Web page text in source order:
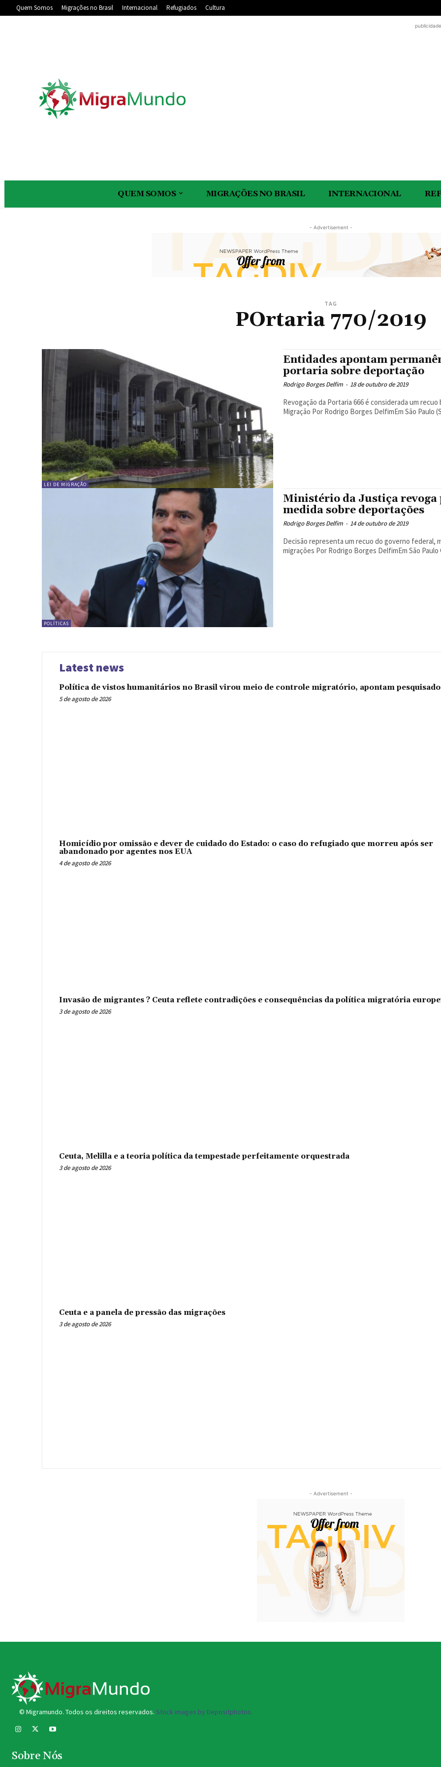
Quem Somos Migrações no Brasil Internacional Refugiados Cultura
QUEM SOMOS MIGRAÇÕES NO BRASIL INTERNACIONAL
- Advertisement -
TAG
POrtaria 770/2019
LEI DE MIGRAÇÃO
Entidades apontam
portaria sobre deportação
Rodrigo Borges Delfim - 18 de outubro de 2019
Revogação da Portaria 666 é considerada um
POLÍTICAS
Ministério da Justiça
medida sobre deportações
Rodrigo Borges Delfim - 14 de outubro de 2019
Decisão representa um recuo do governo federal,
Latest news
Política de vistos humanitários no Brasil virou meio de controle migratório, apontam
5 de agosto de 2026
Homicídio por omissão e dever de cuidado do Estado: o caso do refugiado que morreu após ser
abandonado por agentes nos EUA
4 de agosto de 2026
Invasão de migrantes ? Ceuta reflete contradições e consequências da política migratória
3 de agosto de 2026
Ceuta, Melilla e a teoria política da tempestade perfeitamente orquestrada
3 de agosto de 2026
Ceuta e a panela de pressão das migrações
3 de agosto de 2026
- Advertisement -
© Migramundo. Todos os direitos reservados. Stock images by Depositphotos.
Sobre Nós